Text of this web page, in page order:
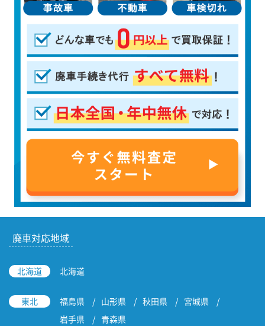
廃車対応地域
北海道 北海道
東北 福島県 山形県 秋田県
宮城県
岩手県
青森県